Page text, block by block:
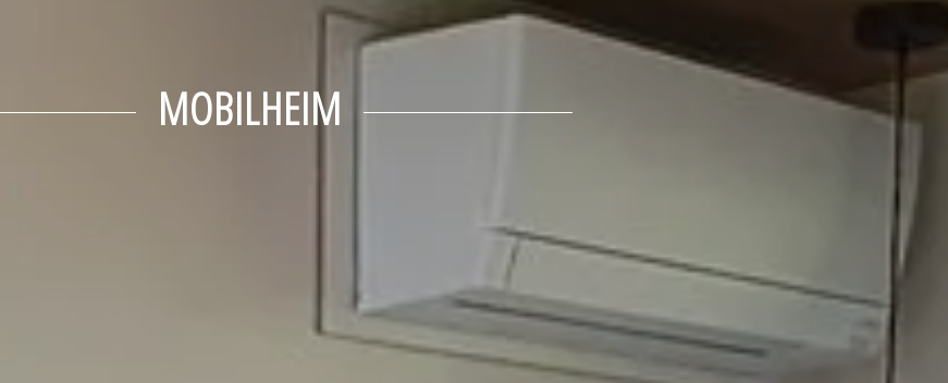
MOBILHEIM